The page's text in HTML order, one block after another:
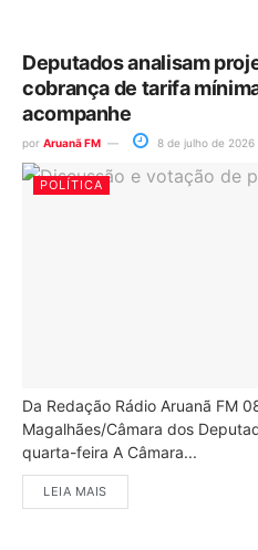
Deputados analisam
cobrança de tarifa
acompanhe
por Aruanã FM 8 de julho de 2026
POLÍTICA
Da Redação Rádio Aruanã FM
Magalhães/Câmara dos
quarta-feira A Câmara...
LEIA MAIS